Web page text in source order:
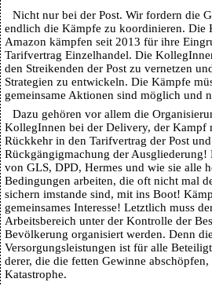
Nicht nur bei der Post. Wir fordern die
endlich die Kämpfe zu koordinieren. Die
Amazon kämpfen seit 2013 für ihre
Tarifvertrag Einzelhandel. Die
den Streikenden der Post zu vernetzen
Strategien zu entwickeln. Die Kämpfe
gemeinsame Aktionen sind möglich und
Dazu gehören vor allem die
KollegInnen bei der Delivery, der Kampf
Rückkehr in den Tarifvertrag der Post
Rückgängigmachung der
von GLS, DPD, Hermes und wie sie alle
Bedingungen arbeiten, die oft nicht mal
sichern imstande sind, mit ins Boot!
gemeinsames Interesse! Letztlich muss
Arbeitsbereich unter der Kontrolle der
Bevölkerung organisiert werden. Denn
Versorgungsleistungen ist für alle
derer, die die fetten Gewinne
Katastrophe.